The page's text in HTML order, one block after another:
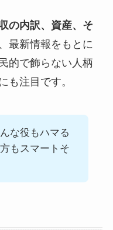
の内訳、資産、そ
最新情報をもとに
的で飾らない人柄
も注目です。
な役もハマる
もスマートそ